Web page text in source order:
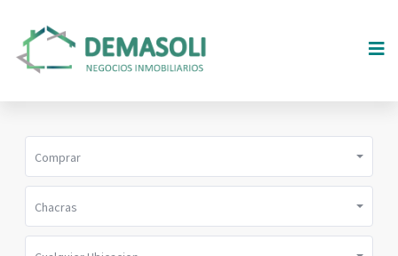
Comprar
Chacras